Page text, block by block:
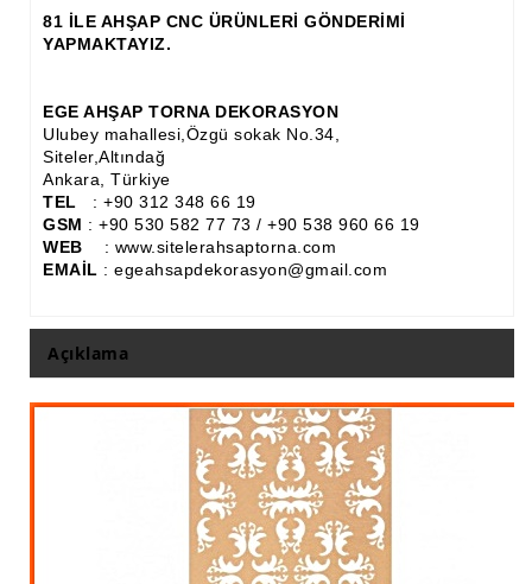
Ayons Baskılı Ahşap Çıta Modelleri
Cibinlik
Cnc Ürün Çeşitleri
Diğer Ahşap Ürünler
Dekoratif Çıta İmalatı, Modelleri
Kartonpiyer Kapı Vitrin Çıtaları
Kartonpiyer Vitrin Çıtaları
Kontra Mdf Cnc Seperatör
Kontraplak Aplik İmalatı Modelleri
81 İLE AHŞAP CNC ÜRÜNLERİ GÖNDERİMİ
YAPMAKTAYIZ.
EGE AHŞAP TORNA DEKORASYON
Ulubey mahallesi,Özgü sokak No.34,
Siteler,Altındağ
Ankara, Türkiye
TEL : +90 312 348 66 19
GSM : +90 530 582 77 73 / +90 538 960 66 19
WEB : www.sitelerahsaptorna.com
EMAİL : egeahsapdekorasyon@gmail.com
Açıklama